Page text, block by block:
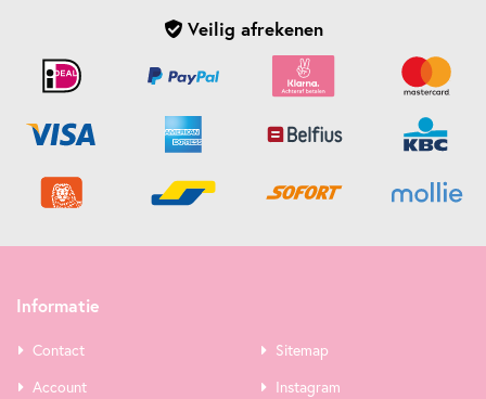
Veilig afrekenen
Informatie
Contact
Account
Sitemap
Instagram